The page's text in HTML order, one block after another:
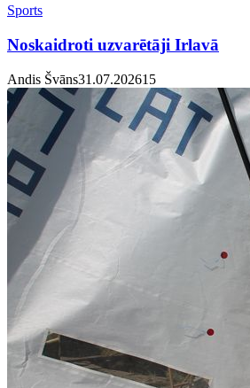
Sports
Noskaidroti uzvarētāji Irlavā
Andis Švāns31.07.20261 5